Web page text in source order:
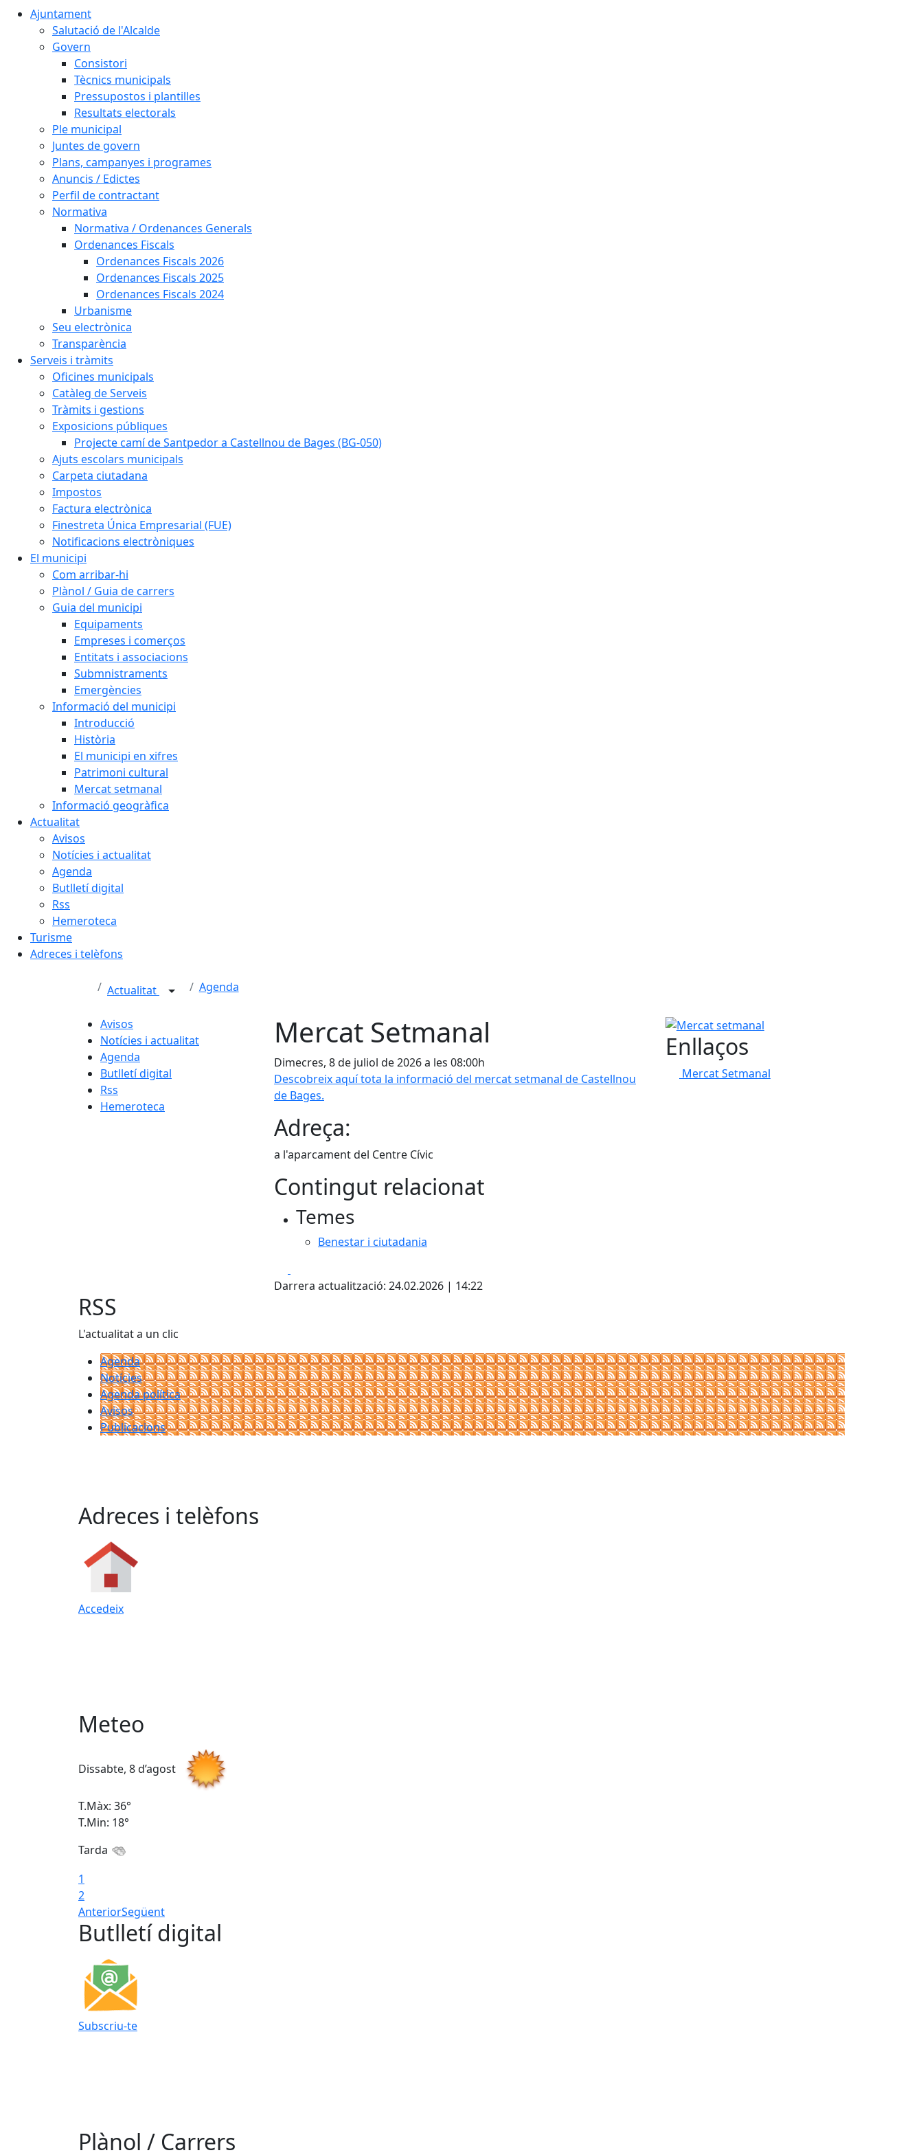
Ajuntament
Salutació de l'Alcalde
Govern
Consistori
Tècnics municipals
Pressupostos i plantilles
Resultats electorals
Ple municipal
Juntes de govern
Plans, campanyes i programes
Anuncis / Edictes
Perfil de contractant
Normativa
Normativa / Ordenances Generals
Ordenances Fiscals
Ordenances Fiscals 2026
Ordenances Fiscals 2025
Ordenances Fiscals 2024
Urbanisme
Seu electrònica
Transparència
Serveis i tràmits
Oficines municipals
Catàleg de Serveis
Tràmits i gestions
Exposicions públiques
Projecte camí de Santpedor a Castellnou de Bages (BG-050)
Ajuts escolars municipals
Carpeta ciutadana
Impostos
Factura electrònica
Finestreta Única Empresarial (FUE)
Notificacions electròniques
El municipi
Com arribar-hi
Plànol / Guia de carrers
Guia del municipi
Equipaments
Empreses i comerços
Entitats i associacions
Submnistraments
Emergències
Informació del municipi
Introducció
Història
El municipi en xifres
Patrimoni cultural
Mercat setmanal
Informació geogràfica
Actualitat
Avisos
Notícies i actualitat
Agenda
Butlletí digital
Rss
Hemeroteca
Turisme
Adreces i telèfons
Actualitat Agenda
Avisos
Notícies i actualitat
Agenda
Butlletí digital
Rss
Hemeroteca
Mercat Setmanal
Dimecres, 8 de juliol de 2026 a les 08:00h
Descobreix aquí tota la informació del mercat setmanal de Castellnou
de Bages.
Adreça:
a l'aparcament del Centre Cívic
Contingut relacionat
Temes
Benestar i ciutadania
Darrera actualització: 24.02.2026 | 14:22
Mercat setmanal
Enllaços
Mercat Setmanal
RSS
L'actualitat a un clic
Agenda
Notícies
Agenda política
Avisos
Publicacions
Adreces i telèfons
Accedeix
Meteo
Dissabte, 8 d’agost
T.Màx: 36°
T.Min: 18°
Tarda
1
2
AnteriorSegüent
Butlletí digital
Subscriu-te
Plànol / Carrers